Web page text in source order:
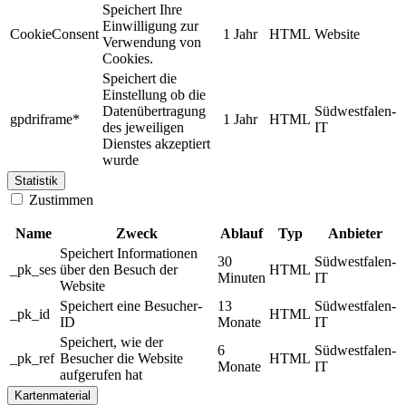
CookieConsent
Speichert Ihre
Einwilligung zur
Verwendung von
Cookies.
1 Jahr HTML Website
gpdriframe*
Speichert die
Einstellung ob die
Datenübertragung
des jeweiligen
Dienstes akzeptiert
wurde
1 Jahr HTML
Südwestfalen-
IT
Statistik
Zustimmen
Name Zweck Ablauf Typ Anbieter
_pk_ses
Speichert Informationen
über den Besuch der
Website
30
Minuten
HTML
Südwestfalen-
IT
_pk_id
Speichert eine Besucher-
ID
13
Monate
HTML
Südwestfalen-
IT
_pk_ref
Speichert, wie der
Besucher die Website
aufgerufen hat
6
Monate
HTML
Südwestfalen-
IT
Kartenmaterial